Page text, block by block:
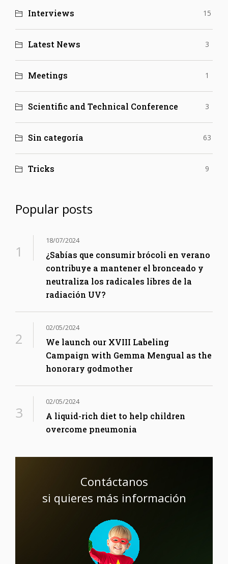
Interviews 15
Latest News 3
Meetings 1
Scientific and Technical Conference 3
Sin categoría 63
Tricks 9
Popular posts
18/07/2024
¿Sabías que consumir brócoli en verano
contribuye a mantener el bronceado y
neutraliza los radicales libres de la
radiación UV?
02/05/2024
We launch our XVIII Labeling
Campaign with Gemma Mengual as the
honorary godmother
02/05/2024
A liquid-rich diet to help children
overcome pneumonia
Contáctanos
si quieres más información